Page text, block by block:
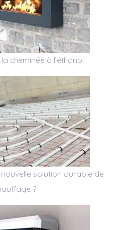
cheminée à l’éthanol
solution durable de
?